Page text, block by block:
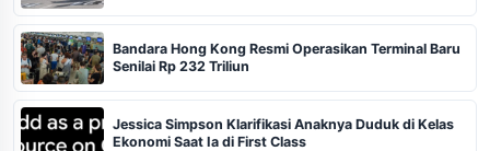
Bandara Hong Kong Resmi Operasikan Terminal Baru
Senilai Rp 232 Triliun
Jessica Simpson Klarifikasi Anaknya Duduk di Kelas
Ekonomi Saat Ia di First Class